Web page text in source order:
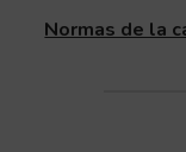
Normas de la